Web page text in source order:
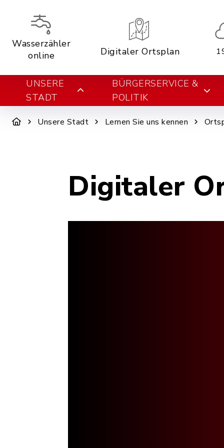
Wasserzähler
online
Digitaler Ortsplan
UNSERE
STADT
BÜRGERSERVICE &
POLITIK
Unsere Stadt Lernen Sie uns kennen
Digitaler